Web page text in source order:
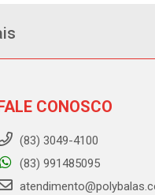
CONOSCO
(83) 3049-4100
(83) 991485095